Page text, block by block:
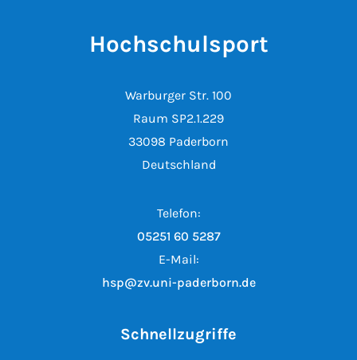
Hochschulsport
Warburger Str. 100
Raum SP2.1.229
33098 Paderborn
Deutschland
Telefon:
05251 60 5287
E-Mail:
hsp@zv.uni-paderborn.de
Schnellzugriffe